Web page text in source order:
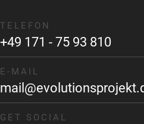
TELEFON
+49 171 - 75 93 810
E-MAIL
GET SOCIAL